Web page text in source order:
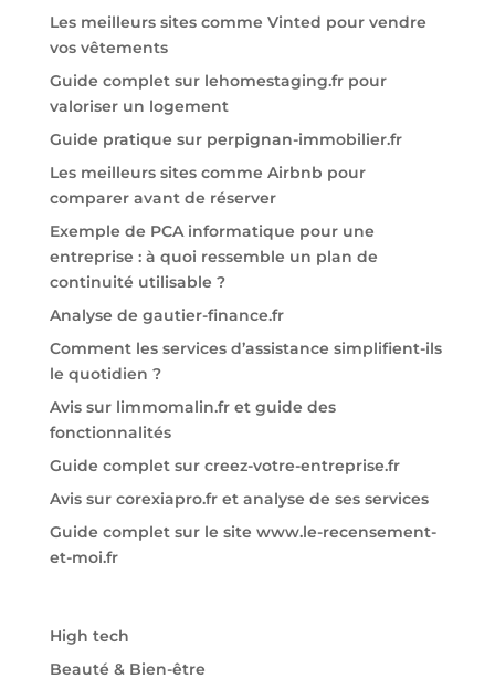
Les meilleurs sites comme Vinted pour vendre
vos vêtements
Guide complet sur lehomestaging.fr pour
valoriser un logement
Guide pratique sur perpignan-immobilier.fr
Les meilleurs sites comme Airbnb pour
comparer avant de réserver
Exemple de PCA informatique pour une
entreprise : à quoi ressemble un plan de
continuité utilisable ?
Analyse de gautier-finance.fr
Comment les services d’assistance simplifient-ils
le quotidien ?
Avis sur limmomalin.fr et guide des
fonctionnalités
Guide complet sur creez-votre-entreprise.fr
Avis sur corexiapro.fr et analyse de ses services
Guide complet sur le site www.le-recensement-
et-moi.fr
High tech
Beauté & Bien-être